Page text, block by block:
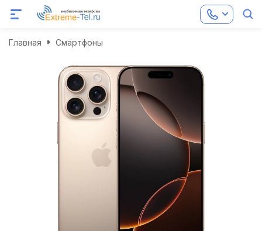
Главная Смартфоны